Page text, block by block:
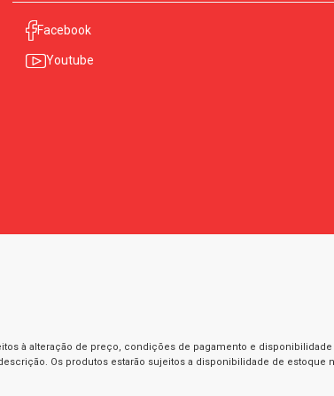
Facebook
Youtube
à alteração de preço, condições de pagamento e
Os produtos estarão sujeitos a disponibilidade de